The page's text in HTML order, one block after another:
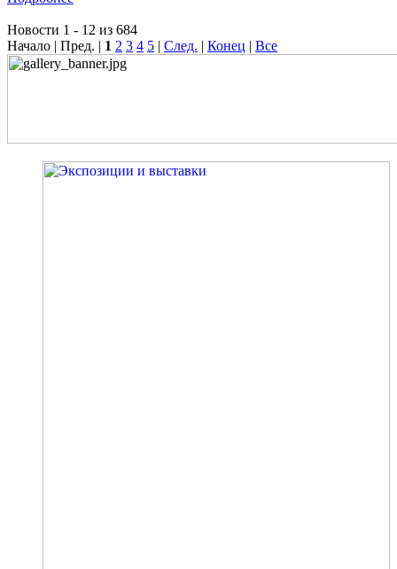
Новости 1 - 12 из 684
Начало | Пред. | 1 2 3 4 5 | След. | Конец | Все